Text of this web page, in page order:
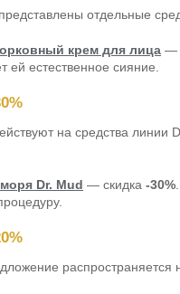
отдельные
крем для лица —
ей естественное сияние.
на средства линии
Dr. Mud — скидка -30%
распространяется